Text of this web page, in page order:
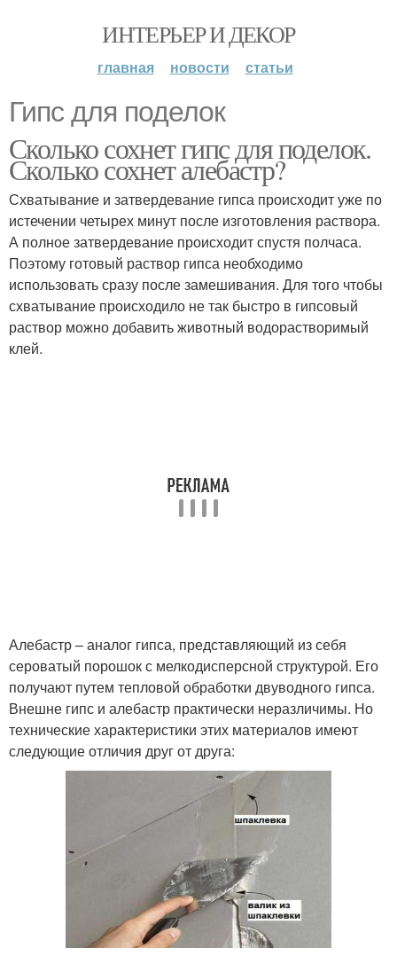
ИНТЕРЬЕР И ДЕКОР
главная новости статьи
Гипс для поделок
Сколько сохнет гипс для поделок.
Сколько сохнет алебастр?
Схватывание и затвердевание гипса происходит уже по
истечении четырех минут после изготовления раствора.
А полное затвердевание происходит спустя полчаса.
Поэтому готовый раствор гипса необходимо
использовать сразу после замешивания. Для того чтобы
схватывание происходило не так быстро в гипсовый
раствор можно добавить животный водорастворимый
клей.
Алебастр – аналог гипса, представляющий из себя
сероватый порошок с мелкодисперсной структурой. Его
получают путем тепловой обработки двуводного гипса.
Внешне гипс и алебастр практически неразличимы. Но
технические характеристики этих материалов имеют
следующие отличия друг от друга: